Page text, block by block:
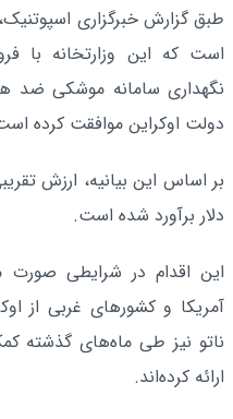
طبق گزارش خبرگزاری
است که این وزارتخانه با
نگهداری سامانه موشکی ضد
دولت اوکراین موافقت کرده
دلار برآورد شده است.
این اقدام در شرایطی
آمریکا و کشورهای غربی از
ناتو نیز طی ماه‌های گذشته
ارائه کرده‌اند.